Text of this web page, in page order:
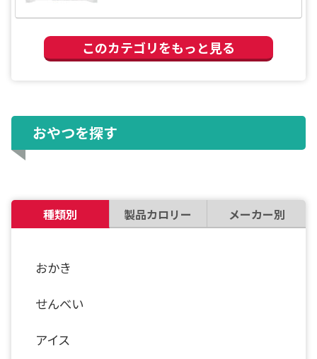
このカテゴリをもっと見る
おやつを探す
種類別 製品カロリー メーカー別
おかき
せんべい
アイス